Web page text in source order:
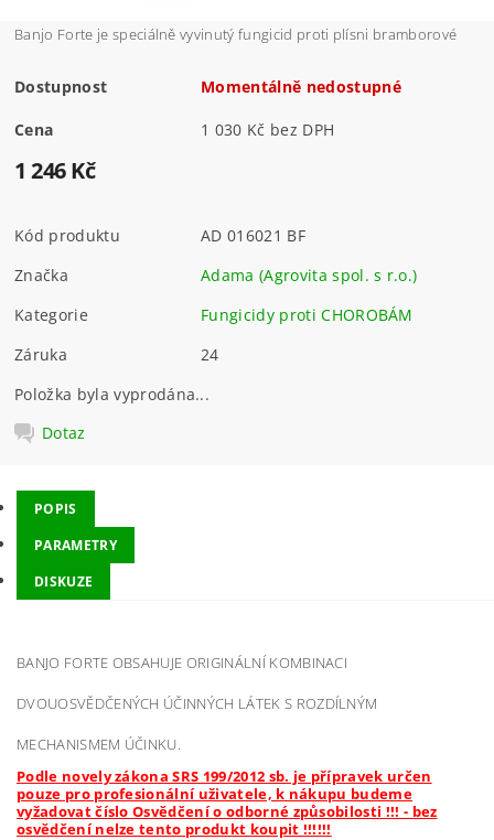
Banjo Forte je speciálně vyvinutý fungicid proti plísni bramborové
Dostupnost Momentálně nedostupné
Cena 1 030 Kč bez DPH
1 246 Kč
Kód produktu
AD 016021 BF
Značka
Adama (Agrovita spol. s r.o.)
Kategorie
Fungicidy proti CHOROBÁM
Záruka
24
Položka byla vyprodána...
Dotaz
POPIS
PARAMETRY
DISKUZE
BANJO FORTE OBSAHUJE ORIGINÁLNÍ KOMBINACI
DVOUOSVĚDČENÝCH ÚČINNÝCH LÁTEK S ROZDÍLNÝM
MECHANISMEM ÚČINKU.
Podle novely zákona SRS 199/2012 sb. je přípravek určen
pouze pro profesionální uživatele, k nákupu budeme
vyžadovat číslo Osvědčení o odborné způsobilosti !!! - bez
osvědčení nelze tento produkt koupit !!!!!!